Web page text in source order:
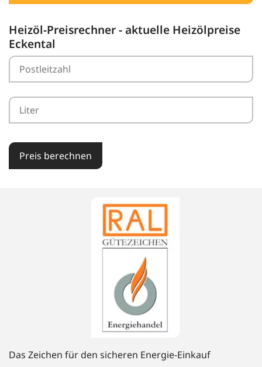
Heizöl-Preisrechner - aktuelle Heizölpreise
Eckental
Preis berechnen
Das Zeichen für den sicheren Energie-Einkauf